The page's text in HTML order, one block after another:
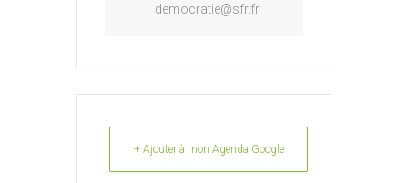
democratie@sfr.fr
+ Ajouter à mon Agenda Google